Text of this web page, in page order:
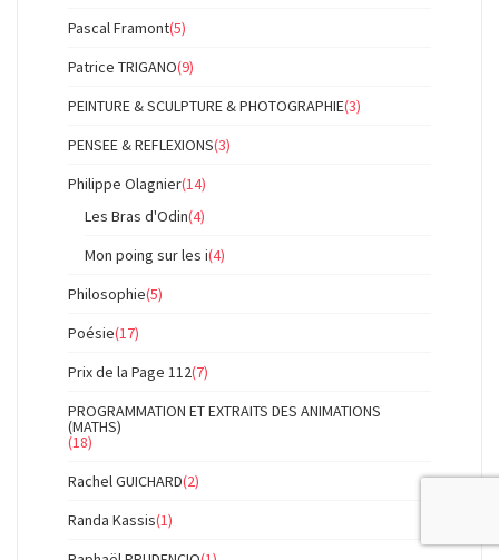
Pascal Framont(5)
Patrice TRIGANO(9)
PEINTURE & SCULPTURE & PHOTOGRAPHIE(3)
PENSEE & REFLEXIONS(3)
Philippe Olagnier(14)
Les Bras d'Odin(4)
Mon poing sur les i(4)
Philosophie(5)
Poésie(17)
Prix de la Page 112(7)
PROGRAMMATION ET EXTRAITS DES ANIMATIONS
(MATHS)
(18)
Rachel GUICHARD(2)
Randa Kassis(1)